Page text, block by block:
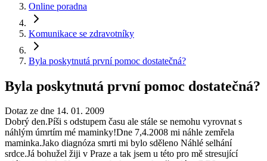
Online poradna
Komunikace se zdravotníky
Byla poskytnutá první pomoc dostatečná?
Byla poskytnutá první pomoc dostatečná?
Dotaz ze dne 14. 01. 2009
Dobrý den.Píši s odstupem času ale stále se nemohu vyrovnat s
náhlým úmrtím mé maminky!Dne 7,4.2008 mi náhle zemřela
maminka.Jako diagnóza smrti mi bylo sděleno Náhlé selhání
srdce.Já bohužel žiji v Praze a tak jsem u této pro mě stresující